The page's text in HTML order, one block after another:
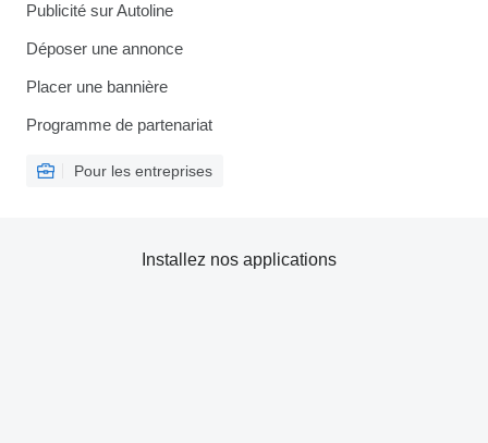
Publicité sur Autoline
Déposer une annonce
Placer une bannière
Programme de partenariat
Pour les entreprises
Installez nos applications